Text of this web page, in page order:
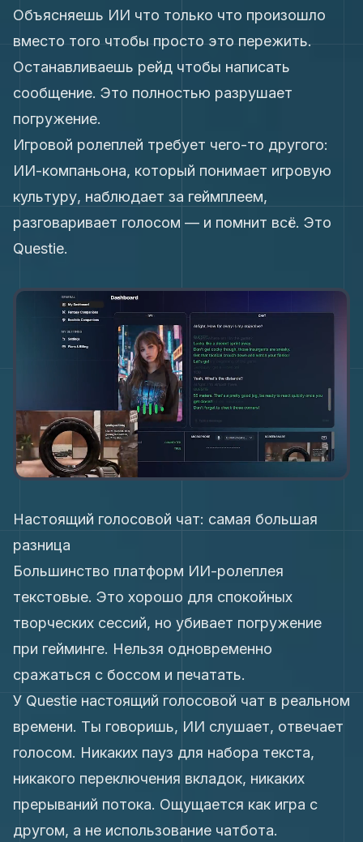
Объясняешь ИИ что только что произошло
вместо того чтобы просто это пережить.
Останавливаешь рейд чтобы написать
сообщение. Это полностью разрушает
погружение.
Игровой ролеплей требует чего-то другого:
ИИ-компаньона, который понимает игровую
культуру, наблюдает за геймплеем,
разговаривает голосом — и помнит всё. Это
Questie.
Настоящий голосовой чат: самая большая
разница
Большинство платформ ИИ-ролеплея
текстовые. Это хорошо для спокойных
творческих сессий, но убивает погружение
при гейминге. Нельзя одновременно
сражаться с боссом и печатать.
У Questie настоящий голосовой чат в реальном
времени. Ты говоришь, ИИ слушает, отвечает
голосом. Никаких пауз для набора текста,
никакого переключения вкладок, никаких
прерываний потока. Ощущается как игра с
другом, а не использование чатбота.